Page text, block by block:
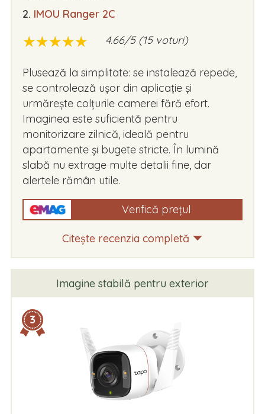
2. IMOU Ranger 2C
★★★★★
★★★★★ 4.66/5 (15 voturi)
Plusează la simplitate: se instalează repede,
se controlează ușor din aplicație și
urmărește colțurile camerei fără efort.
Imaginea este suficientă pentru
monitorizare zilnică, ideală pentru
apartamente și bugete stricte. În lumină
slabă nu extrage multe detalii fine, dar
alertele rămân utile.
Verifică prețul
Citește recenzia completă
Imagine stabilă pentru exterior
3